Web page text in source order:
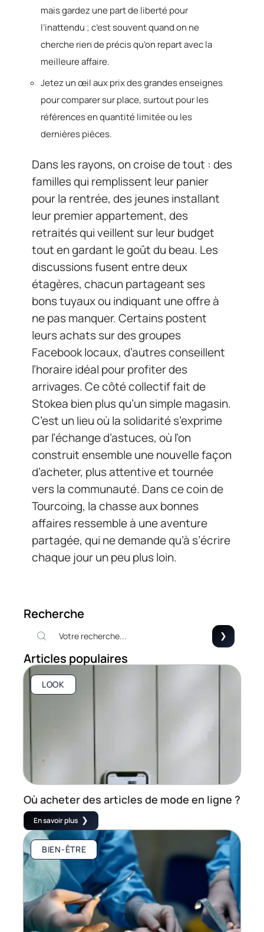
mais gardez une part de liberté pour
l’inattendu ; c’est souvent quand on ne
cherche rien de précis qu’on repart avec la
meilleure affaire.
Jetez un œil aux prix des grandes enseignes
pour comparer sur place, surtout pour les
références en quantité limitée ou les
dernières pièces.
Dans les rayons, on croise de tout : des
familles qui remplissent leur panier
pour la rentrée, des jeunes installant
leur premier appartement, des
retraités qui veillent sur leur budget
tout en gardant le goût du beau. Les
discussions fusent entre deux
étagères, chacun partageant ses
bons tuyaux ou indiquant une offre à
ne pas manquer. Certains postent
leurs achats sur des groupes
Facebook locaux, d’autres conseillent
l’horaire idéal pour profiter des
arrivages. Ce côté collectif fait de
Stokea bien plus qu’un simple magasin.
C’est un lieu où la solidarité s’exprime
par l’échange d’astuces, où l’on
construit ensemble une nouvelle façon
d’acheter, plus attentive et tournée
vers la communauté. Dans ce coin de
Tourcoing, la chasse aux bonnes
affaires ressemble à une aventure
partagée, qui ne demande qu’à s’écrire
chaque jour un peu plus loin.
Recherche
Articles populaires
LOOK
Où acheter des articles de mode en ligne ?
En savoir plus
BIEN-ÊTRE